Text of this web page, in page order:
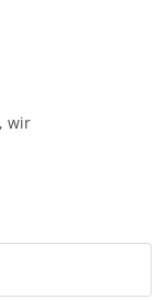
wir